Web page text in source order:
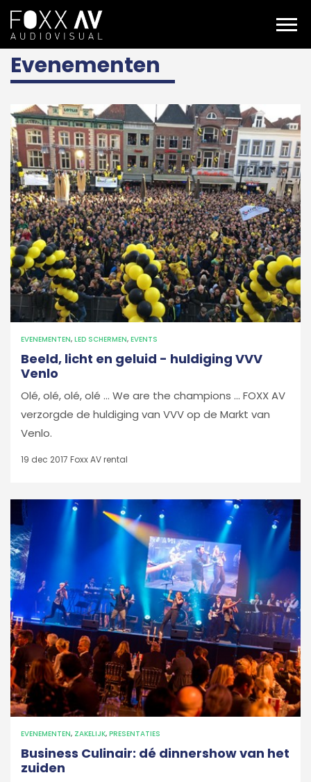
NL Projecten Evenementen
Evenementen
EVENEMENTEN, LED SCHERMEN, EVENTS
Beeld, licht en geluid - huldiging VVV
Venlo
Olé, olé, olé, olé ... We are the champions ... FOXX AV
verzorgde de huldiging van VVV op de Markt van
Venlo.
19 dec 2017 Foxx AV rental
EVENEMENTEN, ZAKELIJK, PRESENTATIES
Business Culinair: dé dinnershow van het
zuiden